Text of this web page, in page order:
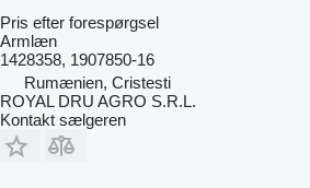
Pris efter forespørgsel
Armlæn
1428358, 1907850-16
Rumænien, Cristesti
ROYAL DRU AGRO S.R.L.
Kontakt sælgeren